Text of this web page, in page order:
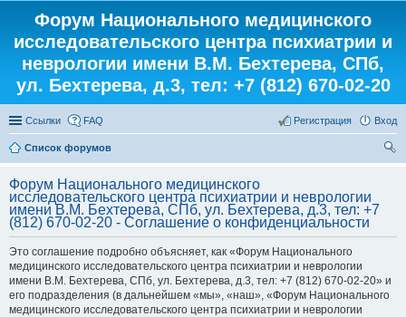
Форум Национального медицинского
исследовательского центра психиатрии и
неврологии имени В.М. Бехтерева, СПб,
ул. Бехтерева, д.3, тел: +7 (812) 670-02-20
Ссылки FAQ Вход
Регистрация
Список форумов
Форум Национального медицинского
исследовательского центра психиатрии и неврологии
имени В.М. Бехтерева, СПб, ул. Бехтерева, д.3, тел: +7
(812) 670-02-20 - Соглашение о конфиденциальности
Это соглашение подробно объясняет, как «Форум Национального
медицинского исследовательского центра психиатрии и неврологии
имени В.М. Бехтерева, СПб, ул. Бехтерева, д.3, тел: +7 (812) 670-02-20» и
его подразделения (в дальнейшем «мы», «наш», «Форум Национального
медицинского исследовательского центра психиатрии и неврологии